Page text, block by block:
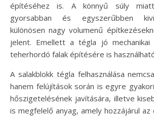
építéséhez is. A könnyű súly
gyorsabban és egyszerűbben
különösen nagy volumenű
jelent. Emellett a tégla jó mechanikai
teherhordó falak építésére is
A salakblokk tégla felhasználása
hanem felújítások során is egyre
hőszigetelésének javítására, illetve
is megfelelő anyag, amely hozzájárul